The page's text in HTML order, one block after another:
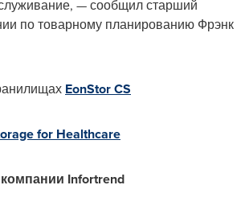
— сообщил старший
по товарному планированию Фрэнк
EonStor CS
for Healthcare
Infortrend